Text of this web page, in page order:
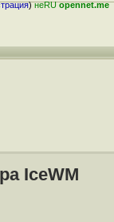
)неRUopennet.me
IceWM